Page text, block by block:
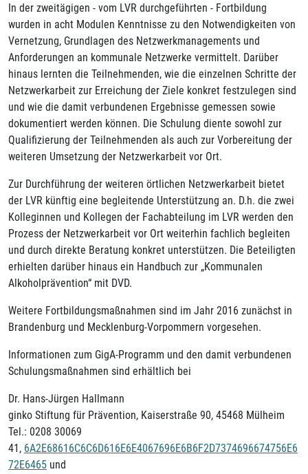
In der zweitägigen - vom LVR durchgeführten - Fortbildung
wurden in acht Modulen Kenntnisse zu den Notwendigkeiten von
Vernetzung, Grundlagen des Netzwerkmanagements und
Anforderungen an kommunale Netzwerke vermittelt. Darüber
hinaus lernten die Teilnehmenden, wie die einzelnen Schritte der
Netzwerkarbeit zur Erreichung der Ziele konkret festzulegen sind
und wie die damit verbundenen Ergebnisse gemessen sowie
dokumentiert werden können. Die Schulung diente sowohl zur
Qualifizierung der Teilnehmenden als auch zur Vorbereitung der
weiteren Umsetzung der Netzwerkarbeit vor Ort.
Zur Durchführung der weiteren örtlichen Netzwerkarbeit bietet
der LVR künftig eine begleitende Unterstützung an. D.h. die zwei
Kolleginnen und Kollegen der Fachabteilung im LVR werden den
Prozess der Netzwerkarbeit vor Ort weiterhin fachlich begleiten
und durch direkte Beratung konkret unterstützen. Die Beteiligten
erhielten darüber hinaus ein Handbuch zur „Kommunalen
Alkoholprävention“ mit DVD.
Weitere Fortbildungsmaßnahmen sind im Jahr 2016 zunächst in
Brandenburg und Mecklenburg-Vorpommern vorgesehen.
Informationen zum GigA-Programm und den damit verbundenen
Schulungsmaßnahmen sind erhältlich bei
Dr. Hans-Jürgen Hallmann
ginko Stiftung für Prävention, Kaiserstraße 90, 45468 Mülheim
Tel.: 0208 30069
41, 6A2E68616C6C6D616E6E4067696E6B6F2D7374696674756E6
72E6465 und